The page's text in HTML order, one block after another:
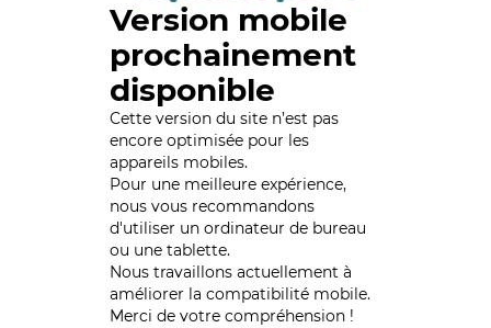
Version mobile
prochainement
disponible
Cette version du site n’est pas
encore optimisée pour les
appareils mobiles.
Pour une meilleure expérience,
nous vous recommandons
d'utiliser un ordinateur de bureau
ou une tablette.
Nous travaillons actuellement à
améliorer la compatibilité mobile.
Merci de votre compréhension !